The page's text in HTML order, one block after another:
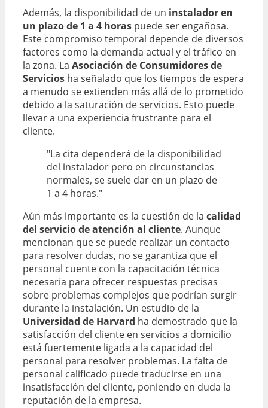
Además, la disponibilidad de un instalador en
un plazo de 1 a 4 horas puede ser engañosa.
Este compromiso temporal depende de diversos
factores como la demanda actual y el tráfico en
la zona. La Asociación de Consumidores de
Servicios ha señalado que los tiempos de espera
a menudo se extienden más allá de lo prometido
debido a la saturación de servicios. Esto puede
llevar a una experiencia frustrante para el
cliente.
"La cita dependerá de la disponibilidad
del instalador pero en circunstancias
normales, se suele dar en un plazo de
1 a 4 horas."
Aún más importante es la cuestión de la calidad
del servicio de atención al cliente. Aunque
mencionan que se puede realizar un contacto
para resolver dudas, no se garantiza que el
personal cuente con la capacitación técnica
necesaria para ofrecer respuestas precisas
sobre problemas complejos que podrían surgir
durante la instalación. Un estudio de la
Universidad de Harvard ha demostrado que la
satisfacción del cliente en servicios a domicilio
está fuertemente ligada a la capacidad del
personal para resolver problemas. La falta de
personal calificado puede traducirse en una
insatisfacción del cliente, poniendo en duda la
reputación de la empresa.